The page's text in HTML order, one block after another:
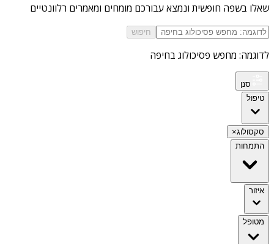
שאלו בשפה חופשית ונמצא עבורכם מומחים ומאמרים רלוונטיים
חיפוש
לדוגמה: מחפש פסיכולוג בחיפה
סנן
טיפול
סקסולוג×
התמחות
איזור
מטופל